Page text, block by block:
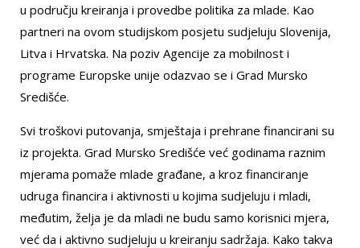
u području kreiranja i provedbe politika za mlade. Kao
partneri na ovom studijskom posjetu sudjeluju Slovenija,
Litva i Hrvatska. Na poziv Agencije za mobilnost i
programe Europske unije odazvao se i Grad Mursko
Središće.
Svi troškovi putovanja, smještaja i prehrane financirani su
iz projekta. Grad Mursko Središće već godinama raznim
mjerama pomaže mlade građane, a kroz financiranje
udruga financira i aktivnosti u kojima sudjeluju i mladi,
međutim, želja je da mladi ne budu samo korisnici mjera,
već da i aktivno sudjeluju u kreiranju sadržaja. Kako takva